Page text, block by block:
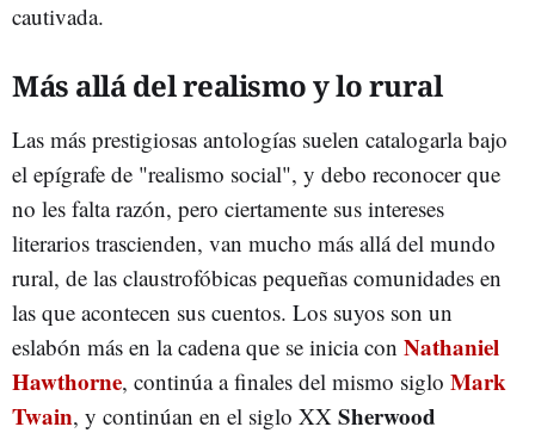
cautivada.
Más allá del realismo y lo rural
Las más prestigiosas antologías suelen catalogarla bajo
el epígrafe de "realismo social", y debo reconocer que
no les falta razón, pero ciertamente sus intereses
literarios trascienden, van mucho más allá del mundo
rural, de las claustrofóbicas pequeñas comunidades en
las que acontecen sus cuentos. Los suyos son un
eslabón más en la cadena que se inicia con Nathaniel
Hawthorne, continúa a finales del mismo siglo Mark
Twain, y continúan en el siglo XX Sherwood